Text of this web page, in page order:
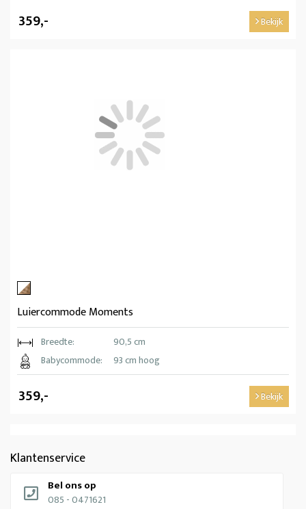
Klantenservice
Bel ons op
085 - 0471621
359,- Bekijk
Luiercommode Moments
Breedte:
90,5 cm
Babycommode:
93 cm hoog
359,- Bekijk